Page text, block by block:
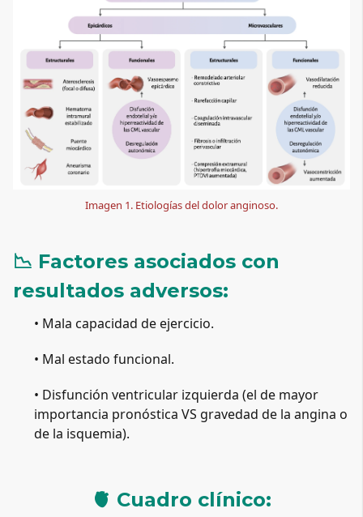
Imagen 1. Etiologías del dolor anginoso.
📉 Factores asociados con
resultados adversos:
• Mala capacidad de ejercicio.
• Mal estado funcional.
• Disfunción ventricular izquierda (el de mayor
importancia pronóstica VS gravedad de la angina o
de la isquemia).
🫀 Cuadro clínico: